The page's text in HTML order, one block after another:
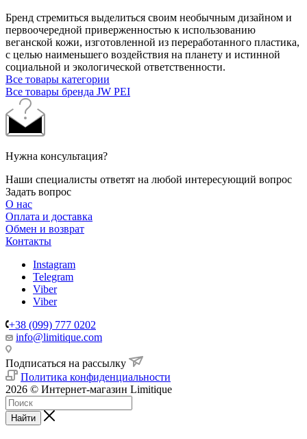
Бренд стремиться выделиться своим необычным дизайном и
первоочередной приверженностью к использованию
веганской кожи, изготовленной из переработанного пластика,
с целью наименьшего воздействия на планету и истинной
социальной и экологической ответственности.
Все товары категории
Все товары бренда JW PEI
Нужна консультация?
Наши специалисты ответят на любой интересующий вопрос
Задать вопрос
О нас
Оплата и доставка
Обмен и возврат
Контакты
Instagram
Telegram
Viber
Viber
+38 (099) 777 0202
info@limitique.com
Подписаться на рассылку
Политика конфиденциальности
2026 © Интернет-магазин Limitique
Найти